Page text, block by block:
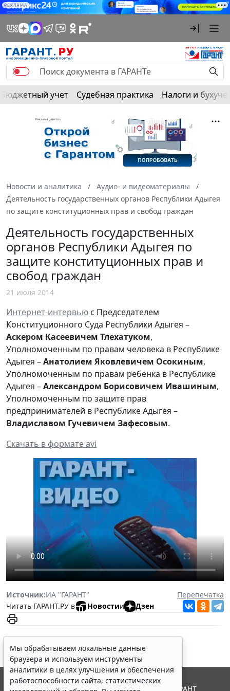
РЕКЛАМА
Бюджетный учет Судебная практика Налоги и
Новости и аналитика
Аудио- и видеоматериалы
Деятельность государственных органов Республики Адыгея
по защите конституционных прав и свобод граждан
Деятельность государственных
органов Республики Адыгея по
защите конституционных прав и
свобод граждан
21 июля 2014
Интернет-интервью с Председателем
Конституционного Суда Республики Адыгея –
Аскером Касеевичем Тлехатуком,
Уполномоченным по правам человека в Республике
Адыгея –Анатолием Яковлевичем Осокиным,
Уполномоченным по правам ребенка в Республике
Адыгея –Александром Борисовичем Ивашиным,
Уполномоченным по защите прав
предпринимателей в Республике Адыгея –
Владиславом Гучевичем Зафесовым.
Скачать в формате avi
Источник:ИА "ГАРАНТ"
Перепечатка
Читать ГАРАНТ.РУ в
Новостии Дзен
Мы обрабатываем локальные данные
браузера и используем инструменты
аналитики в целях улучшения и обеспечения
работоспособности сайта, статистических
© ООО "НПП "ГАРАНТ-СЕРВИС", 2026. Система ГАРАНТ